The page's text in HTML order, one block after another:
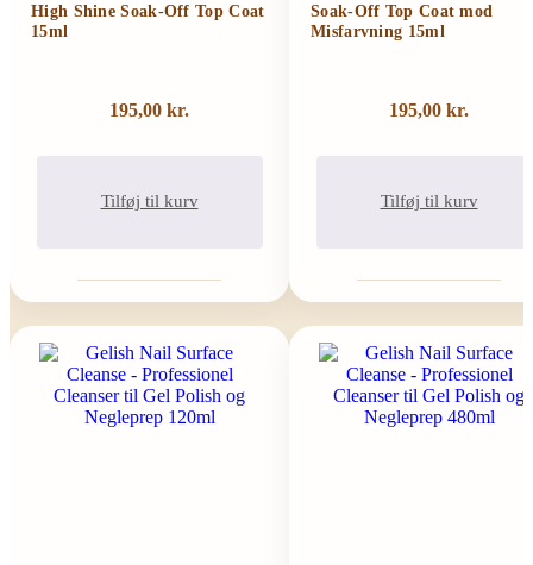
High Shine Soak-Off Top Coat
15ml
195,00 kr.
Tilføj til kurv
Soak-Off Top Coat mod
Misfarvning 15ml
195,00 kr.
Tilføj til kurv